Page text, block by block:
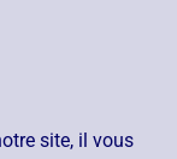
site, il vous